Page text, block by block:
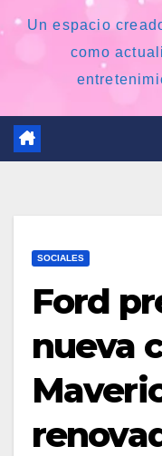
Un espacio
como
SOCIALES
Ford
nueva